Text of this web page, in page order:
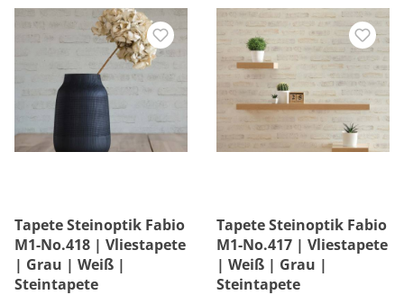
Tapete Steinoptik Fabio
M1-No.418 | Vliestapete
| Grau | Weiß |
Steintapete
Tapete Steinoptik Fabio
M1-No.417 | Vliestapete
| Weiß | Grau |
Steintapete